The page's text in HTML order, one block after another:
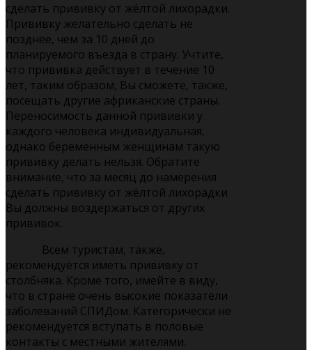
сделать прививку от жёлтой лихорадки.
Прививку желательно сделать не
позднее, чем за 10 дней до
планируемого въезда в страну. Учтите,
что прививка действует в течение 10
лет, таким образом, Вы сможете, также,
посещать другие африканские страны.
Переносимость данной прививки у
каждого человека индивидуальная,
однако беременным женщинам такую
прививку делать нельзя. Обратите
внимание, что за месяц до намерения
сделать прививку от жёлтой лихорадки
Вы должны воздержаться от других
прививок.
Всем туристам, также,
рекомендуется иметь прививку от
столбняка. Кроме того, имейте в виду,
что в стране очень высокие показатели
заболеваний СПИДом. Категорически не
рекомендуется вступать в половые
контакты с местными жителями.